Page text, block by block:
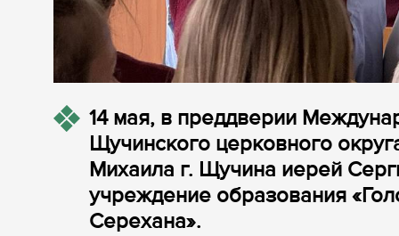
14 мая, в преддверии
Щучинского церковного
Михаила г. Щучина иерей
учреждение образования
Серехана».